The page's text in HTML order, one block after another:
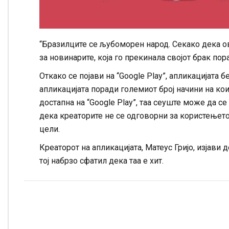
“Бразилците се љубоморен народ. Секако дека
за новинарите, која го прекинала својот брак
Откако се појави на “Google Play”, апликацијата
апликацијата поради големиот број начини на
достапна на “Google Play”, таа сеуште може да
дека креаторите не се одговорни за
цели.
Креаторот на апликацијата, Матеус Гријо,
тој набрзо сфатил дека таа е хит.